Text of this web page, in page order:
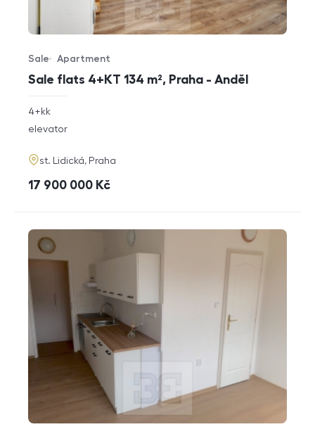
Sale flats 4+KT 134 m², Praha - Anděl
Offer type
Sale
Property type
Apartment
rozměry
disposition
4+kk
funkce
elevator
adresa
st. Lidická, Praha
cena
17 900 000 Kč